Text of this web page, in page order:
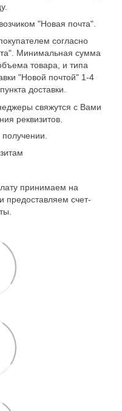
"Новая почта".
согласно
Минимальная сумма
товара, и типа
"Новой почтой" 1-4
доставки.
свяжутся с Вами
реквизитов.
принимаем на
предоставляем счет-